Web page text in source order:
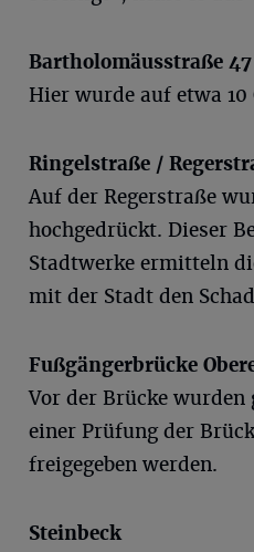
Bartholomäusstraße 47
Hier wurde auf etwa
Ringelstraße /
Auf der Regerstraße
hochgedrückt. Dieser
Stadtwerke ermitteln
mit der Stadt den
Fußgängerbrücke
Vor der Brücke
einer Prüfung der
freigegeben werden.
Steinbeck